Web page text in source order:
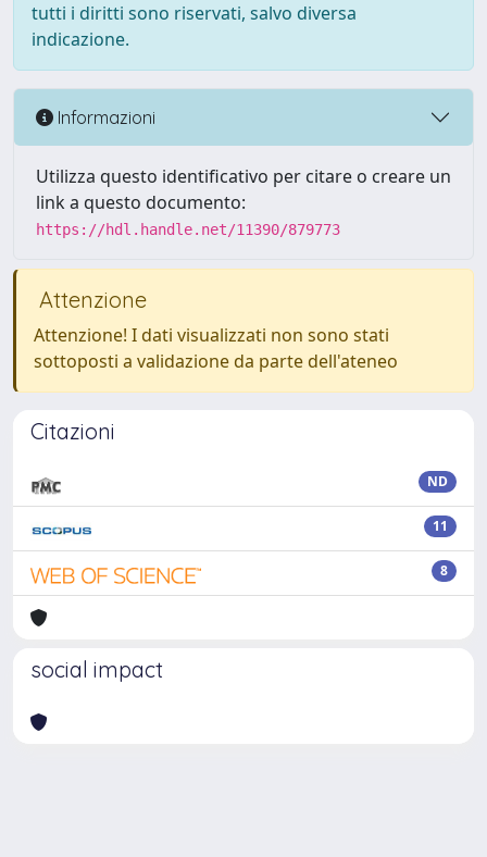
tutti i diritti sono riservati, salvo diversa
indicazione.
Informazioni
Utilizza questo identificativo per citare o creare un
link a questo documento:
https://hdl.handle.net/11390/879773
Attenzione
Attenzione! I dati visualizzati non sono stati
sottoposti a validazione da parte dell'ateneo
Citazioni
ND
11
8
social impact